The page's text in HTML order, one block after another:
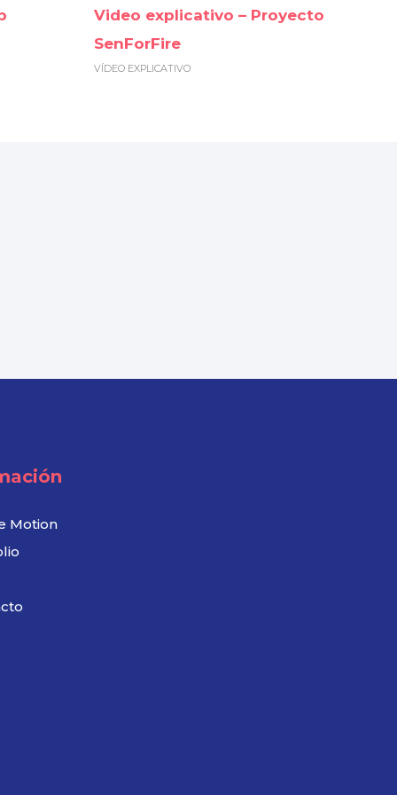
Video explicativo – Proyecto
SenForFire
VÍDEO EXPLICATIVO
Motion